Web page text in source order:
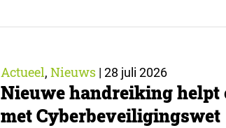
Actueel, Nieuws | 28 juli 2026
Nieuwe handreiking helpt
met Cyberbeveiligingswet